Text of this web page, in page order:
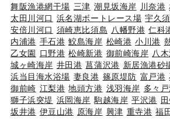
舞阪漁港網干場 三津 潮見坂海岸 川奈港
太田川河口 浜名湖ボートレース場 宇久
安倍川河口 須崎恵比須島 八幡野港 仁科
内浦港 手石港 鮫島海岸 松崎港 小川港
乙女園 口野港 松崎新港 御前崎海岸 八
城ヶ崎海岸 井田港 菖蒲沢港 新居漁港砂
浜当目海水浴場 妻良港 篠原堤防 富戸港
御前崎 江梨港 地頭方港 浅羽海岸 多々
獅子浜突堤 浜岡海岸 駒越海岸 平沢港
坂井港 伊豆山港 原海岸 興津 重寺港 福